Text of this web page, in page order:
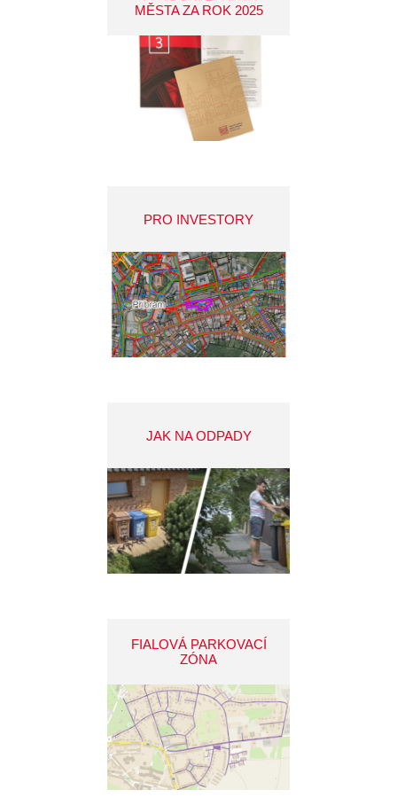
MĚSTA ZA ROK 2025
PRO INVESTORY
JAK NA ODPADY
FIALOVÁ PARKOVACÍ
ZÓNA